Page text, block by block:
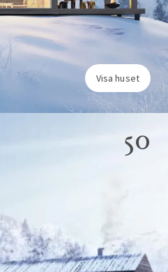
Visa huset
50